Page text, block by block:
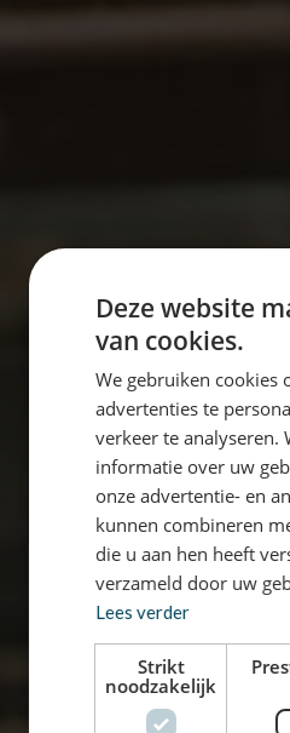
Deze website
van cookies.
We gebruiken cookies
advertenties te
verkeer te analyseren.
informatie over uw
onze advertentie- en
kunnen combineren
die u aan hen heeft
verzameld door uw
Lees verder
Strikt
noodzakelijk